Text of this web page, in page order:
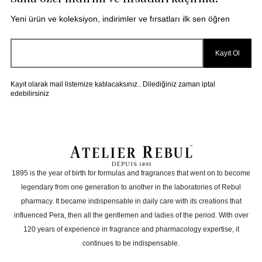
Çokk güzell , korunaklı bir şekilde saglam geldi, kucuk
hedıyeniz içinde tesekkur ederim, bayıldım kokulara💙
S** T** D**
08.06.2025 |
muhteşem kokusu var misafir banyoma set olarak
aldım. gerçekten kokusu uzun süre kalıyor. miss gibi
de kokuyor
Yeni ürün ve koleksiyon, indirimler ve fırsatları ilk sen öğren
Kayıt Ol
Kayıt olarak mail listemize katılacaksınız.. Dilediğiniz zaman iptal
edebilirsiniz
1895 is the year of birth for formulas and fragrances that went on to become
legendary from one generation to another in the laboratories of Rebul
pharmacy. It became indispensable in daily care with its creations that
influenced Pera, then all the gentlemen and ladies of the period. With over
120 years of experience in fragrance and pharmacology expertise, it
continues to be indispensable.